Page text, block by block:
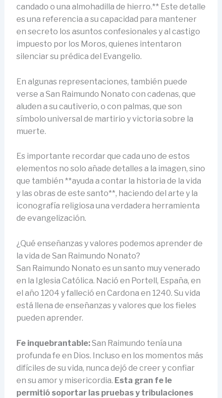
candado o una almohadilla de hierro.** Este detalle
es una referencia a su capacidad para mantener
en secreto los asuntos confesionales y al castigo
impuesto por los Moros, quienes intentaron
silenciar su prédica del Evangelio.
En algunas representaciones, también puede
verse a San Raimundo Nonato con cadenas, que
aluden a su cautiverio, o con palmas, que son
símbolo universal de martirio y victoria sobre la
muerte.
Es importante recordar que cada uno de estos
elementos no solo añade detalles a la imagen, sino
que también **ayuda a contar la historia de la vida
y las obras de este santo**, haciendo del arte y la
iconografía religiosa una verdadera herramienta
de evangelización.
¿Qué enseñanzas y valores podemos aprender de
la vida de San Raimundo Nonato?
San Raimundo Nonato es un santo muy venerado
en la Iglesia Católica. Nació en Portell, España, en
el año 1204 y falleció en Cardona en 1240. Su vida
está llena de enseñanzas y valores que los fieles
pueden aprender.
Fe inquebrantable:San Raimundo tenía una
profunda fe en Dios. Incluso en los momentos más
difíciles de su vida, nunca dejó de creer y confiar
en su amor y misericordia. Esta gran fe le
permitió soportar las pruebas y tribulaciones